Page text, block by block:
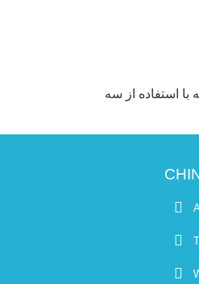
با استفاده از سه